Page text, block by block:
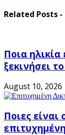
Related Posts
Ποια ηλικία
ξεκινήσει
August 10, 2026
Ποιες είναι